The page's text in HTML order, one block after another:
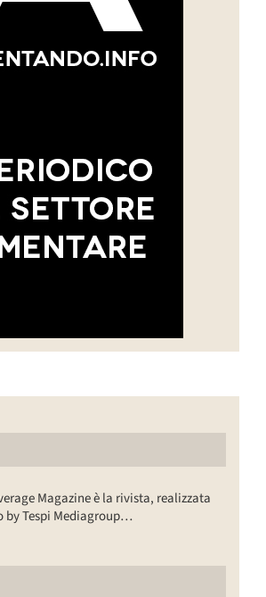
Magazine è la rivista, realizzata
by Tespi Mediagroup…